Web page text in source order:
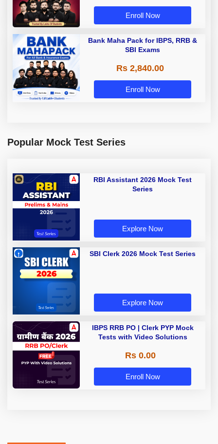
Enroll Now
Bank Maha Pack for IBPS, RRB &
SBI Exams
Rs 2,840.00
Enroll Now
Popular Mock Test Series
RBI Assistant 2026 Mock Test
Series
Explore Now
SBI Clerk 2026 Mock Test Series
Explore Now
IBPS RRB PO | Clerk PYP Mock
Tests with Video Solutions
Rs 0.00
Enroll Now